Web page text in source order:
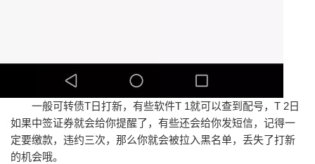
一般可转债T日打新，有些软件T 1就可以查到配号，T 2日
如果中签证券就会给你提醒了，有些还会给你发短信，记得一
定要缴款，违约三次，那么你就会被拉入黑名单，丢失了打新
的机会哦。